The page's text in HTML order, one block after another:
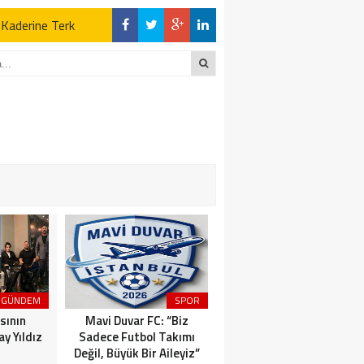
Terk
Açıklamalar
Terk
GÜNDEM
Yıldız
SPOR
Mavi Duvar FC: “Biz
Sadece Futbol Takımı
Değil, Büyük Bir Aileyiz”